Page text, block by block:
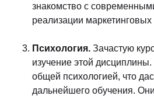
знакомство с
реализации
Психология. Зачастую
изучение этой
общей психологией, что
дальнейшего обучения.